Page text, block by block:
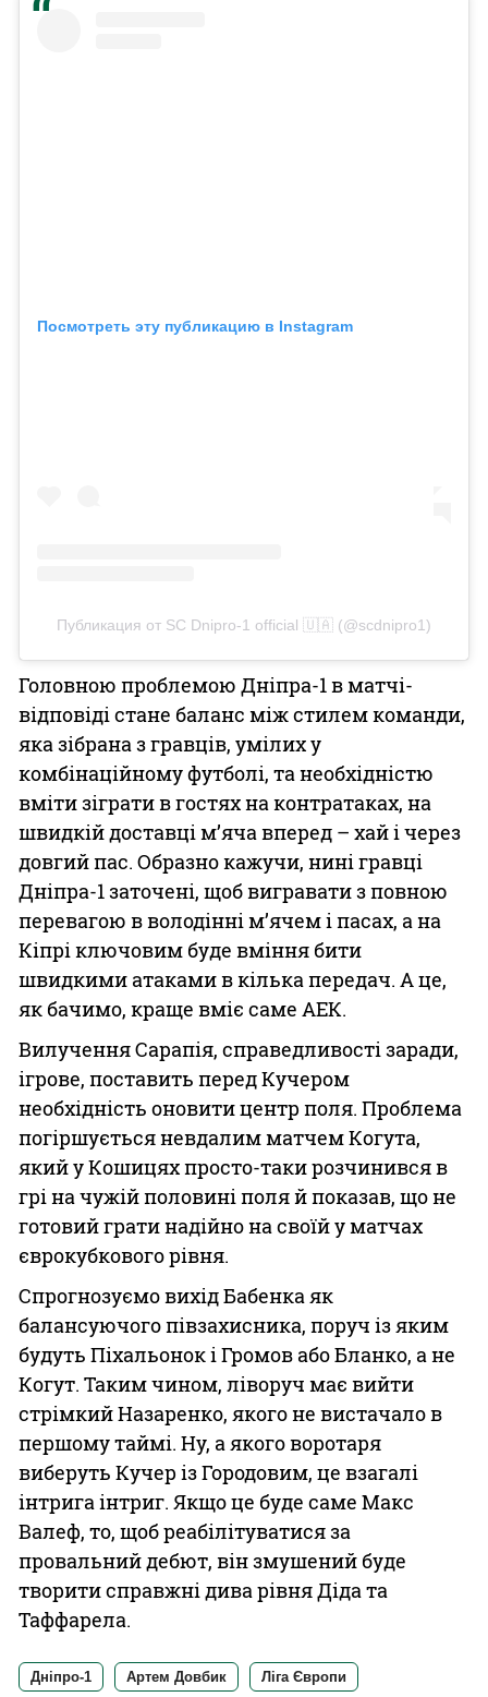
Посмотреть эту публикацию в Instagram
Публикация от SC Dnipro-1 official 🇺🇦 (@scdnipro1)
Головною проблемою Дніпра-1 в матчі-
відповіді стане баланс між стилем команди,
яка зібрана з гравців, умілих у
комбінаційному футболі, та необхідністю
вміти зіграти в гостях на контратаках, на
швидкій доставці м’яча вперед – хай і через
довгий пас. Образно кажучи, нині гравці
Дніпра-1 заточені, щоб вигравати з повною
перевагою в володінні м’ячем і пасах, а на
Кіпрі ключовим буде вміння бити
швидкими атаками в кілька передач. А це,
як бачимо, краще вміє саме АЕК.
Вилучення Сарапія, справедливості заради,
ігрове, поставить перед Кучером
необхідність оновити центр поля. Проблема
погіршується невдалим матчем Когута,
який у Кошицях просто-таки розчинився в
грі на чужій половині поля й показав, що не
готовий грати надійно на своїй у матчах
єврокубкового рівня.
Спрогнозуємо вихід Бабенка як
балансуючого півзахисника, поруч із яким
будуть Піхальонок і Громов або Бланко, а не
Когут. Таким чином, ліворуч має вийти
стрімкий Назаренко, якого не вистачало в
першому таймі. Ну, а якого воротаря
виберуть Кучер із Городовим, це взагалі
інтрига інтриг. Якщо це буде саме Макс
Валеф, то, щоб реабілітуватися за
провальний дебют, він змушений буде
творити справжні дива рівня Діда та
Таффарела.
Дніпро-1 Артем Довбик Ліга Європи